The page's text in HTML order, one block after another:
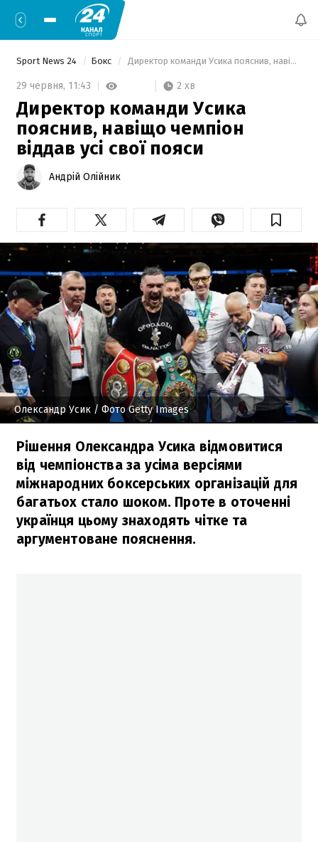
Sport News 24 Бокс Директор команди Усика пояснив, навіщо чемпіон віддав усі свої пояси
29 червня, 11:43 2 хв
Директор команди Усика
пояснив, навіщо чемпіон
віддав усі свої пояси
Андрій Олійник
Олександр Усик / Фото Getty Images
Рішення Олександра Усика відмовитися
від чемпіонства за усіма версіями
міжнародних боксерських організацій для
багатьох стало шоком. Проте в оточенні
українця цьому знаходять чітке та
аргументоване пояснення.